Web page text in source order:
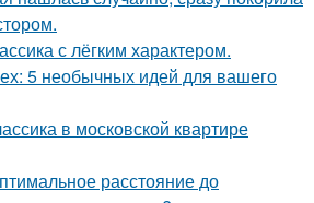
с лёгким характером.
5 необычных идей для вашего
в московской квартире
расстояние до